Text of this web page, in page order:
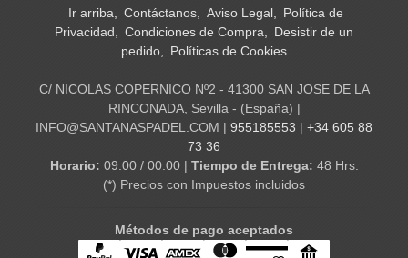
Ir arriba Contáctanos Aviso Legal
Política de
Privacidad
Condiciones de Compra
Desistir de un
pedido
Políticas de Cookies
C/ NICOLAS COPERNICO Nº2 - 41300 SAN JOSE DE LA
RINCONADA, Sevilla - (España) |
INFO@SANTANASPADEL.COM | 955185553 | +34 605 88
73 36
Horario: 09:00 / 00:00 | Tiempo de Entrega: 48 Hrs.
(*) Precios con Impuestos incluidos
Métodos de pago aceptados